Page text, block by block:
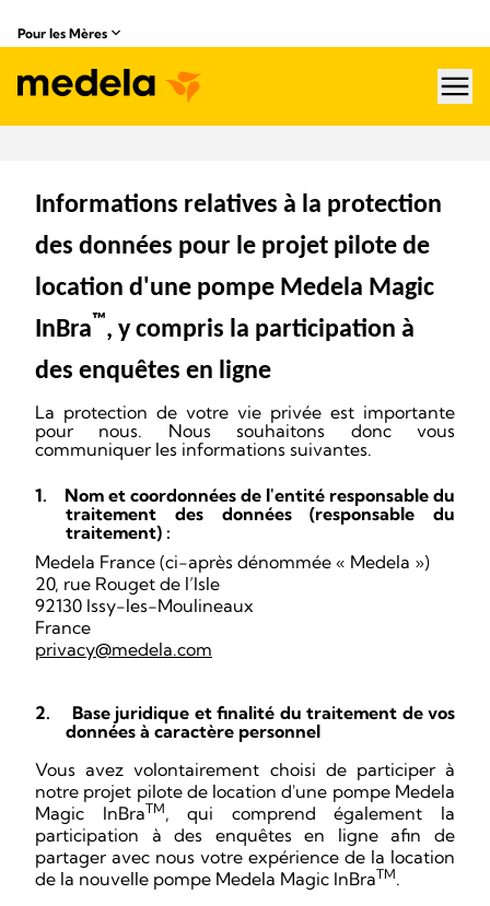
Pour les Mères
Informations relatives à la protection
des données pour le projet pilote de
location d'une pompe Medela Magic
InBra™, y compris la participation à
des enquêtes en ligne
La protection de votre vie privée est importante
pour nous. Nous souhaitons donc vous
communiquer les informations suivantes.
1.
Nom et coordonnées de l'entité responsable du
traitement des données (responsable du
traitement) :
Medela France (ci-après dénommée « Medela »)
20, rue Rouget de l’Isle
92130 Issy-les-Moulineaux
France
privacy@medela.com
2.
Base juridique et finalité du traitement de vos
données à caractère personnel
Vous avez volontairement choisi de participer à
notre projet pilote de location d'une pompe Medela
Magic InBraTM, qui comprend également la
participation à des enquêtes en ligne afin de
partager avec nous votre expérience de la location
de la nouvelle pompe Medela Magic InBraTM.